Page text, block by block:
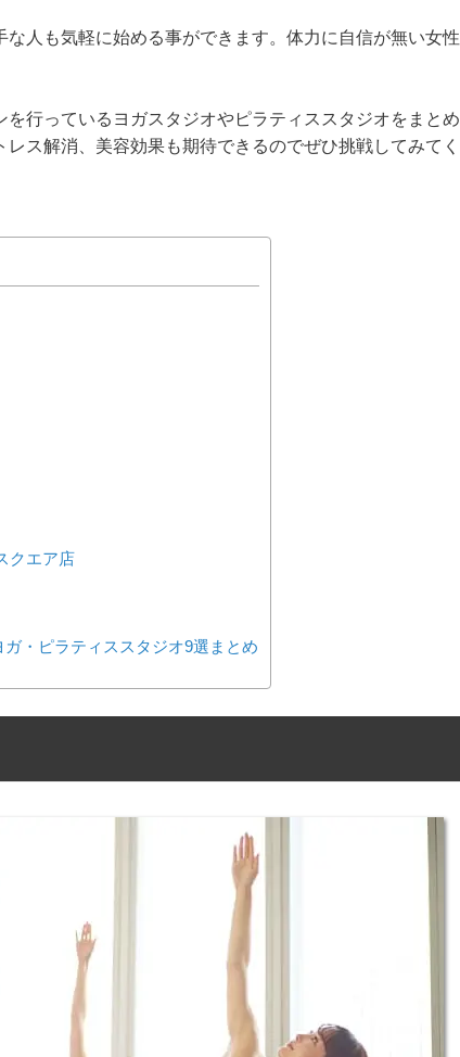
人も気軽に始める事ができます。体力に自信が無い女性
行っているヨガスタジオやピラティススタジオをまとめ
ス解消、美容効果も期待できるのでぜひ挑戦してみてく
クエア店
・ピラティススタジオ9選まとめ